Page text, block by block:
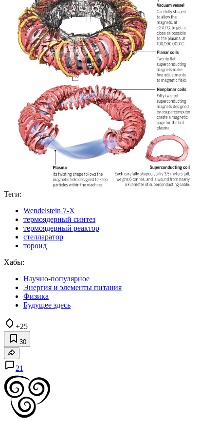
Теги:
Wendelstein 7-X
термоядерный синтез
термоядерный реактор
стелларатор
тороид
Хабы:
Научно-популярное
Энергия и элементы питания
Физика
Будущее здесь
+25
30
21